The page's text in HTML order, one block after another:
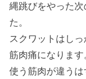
縄跳びをやった
た。
スクワットはし
筋肉痛になります。
使う筋肉が違う